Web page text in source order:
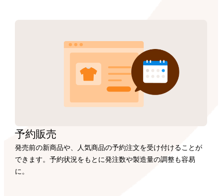
予約販売
発売前の新商品や、人気商品の予約注文を受け付けることが
できます。予約状況をもとに発注数や製造量の調整も容易
に。